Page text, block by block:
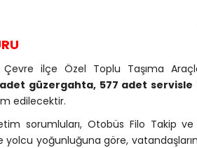
ilçe Özel Toplu Taşıma
güzergahta, 577 adet servisle
edilecektir.
sorumluları, Otobüs Filo Takip ve
yoğunluğuna göre,